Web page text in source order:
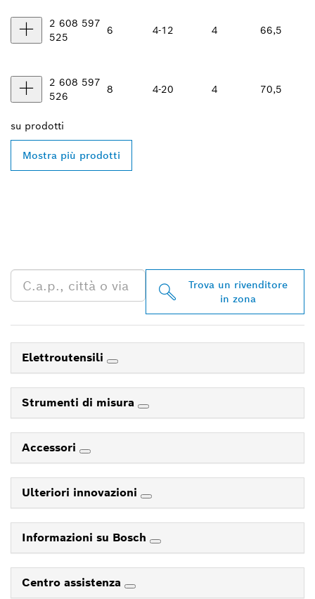
2 608 597
525
6 4-12 4 66,5
2 608 597
526
8 4-20 4 70,5
su prodotti
Mostra più prodotti
Trova un rivenditore
in zona
Elettroutensili
Strumenti di misura
Accessori
Ulteriori innovazioni
Informazioni su Bosch
Centro assistenza